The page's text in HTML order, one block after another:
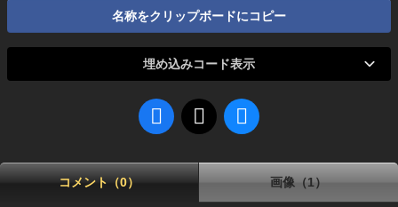
名称をクリップボードにコピー
埋め込みコード表示
コメント（0） 画像（1）